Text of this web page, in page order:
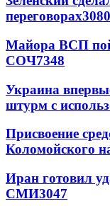
переговорах
Майора ВСП
СОЧ7348
Украина
штурм с
Присвоение
Коломойского
Иран готовил
СМИ3047